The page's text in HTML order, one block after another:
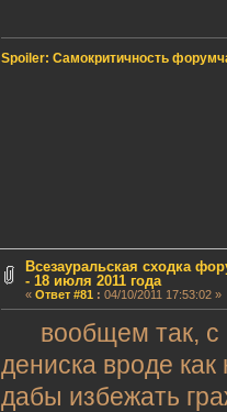
Spoiler: Самокритичность
Всезауральская сходка
- 18 июля 2011 года
« Ответ #81 : 04/10/2011 17:53:02 »
вообщем так, с
дениска вроде
дабы избежать